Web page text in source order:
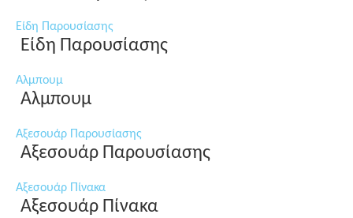
Είδη Παρουσίασης
Είδη Παρουσίασης
Αλμπουμ
Αλμπουμ
Αξεσουάρ Παρουσίασης
Αξεσουάρ Παρουσίασης
Αξεσουάρ Πίνακα
Αξεσουάρ Πίνακα